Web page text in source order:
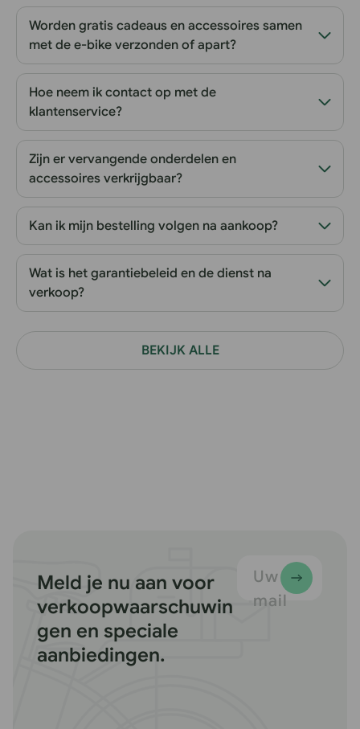
Worden gratis cadeaus en accessoires samen
met de e-bike verzonden of apart?
Hoe neem ik contact op met de
klantenservice?
Zijn er vervangende onderdelen en
accessoires verkrijgbaar?
Kan ik mijn bestelling volgen na aankoop?
Wat is het garantiebeleid en de dienst na
verkoop?
BEKIJK ALLE
Meld je nu aan voor
verkoopwaarschuwin
gen en speciale
aanbiedingen.
Uw e-
mail